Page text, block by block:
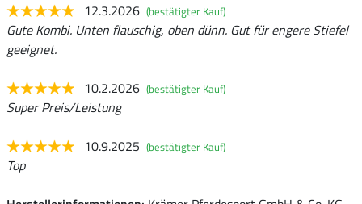
12.3.2026 (bestätigter Kauf)
Gute Kombi. Unten flauschig, oben dünn. Gut für engere Stiefel
geeignet.
10.2.2026 (bestätigter Kauf)
Super Preis/Leistung
10.9.2025 (bestätigter Kauf)
Top